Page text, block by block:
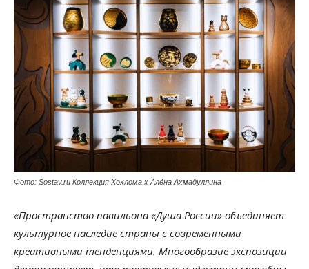
Фото: Sostav.ru Коллекция Хохлома х Алёна Ахмадуллина
«Пространство павильона «Душа России» объединяет
культурное наследие страны с современными
креативными тенденциями. Многообразие экспозиции